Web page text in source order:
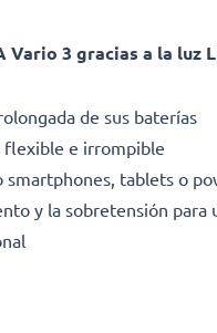
3 gracias a la
de sus baterías
flexible e irrompible
tablets o
y la sobretensión para